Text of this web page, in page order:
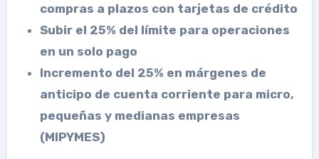
compras a plazos con tarjetas de crédito
Subir el 25% del límite para operaciones
en un solo pago
Incremento del 25% en márgenes de
anticipo de cuenta corriente para micro,
pequeñas y medianas empresas
(MIPYMES)